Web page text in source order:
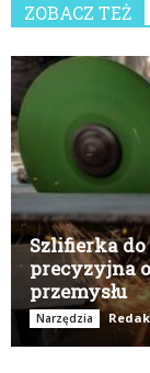
ZOBACZ TEŻ
Szlifierka do
precyzyjna
przemysłu
Narzędzia